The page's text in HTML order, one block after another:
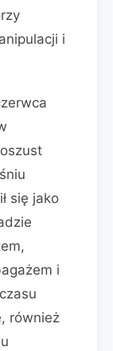
i
się jako
i
również